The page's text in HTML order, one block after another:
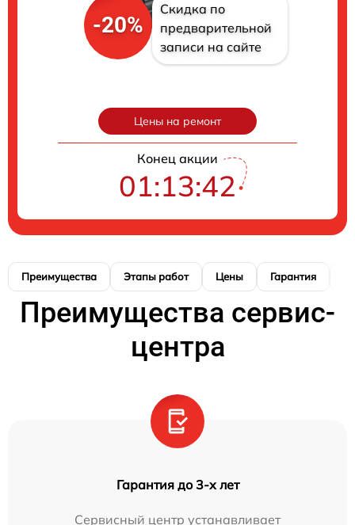
-20%
Скидка по
предварительной
записи на сайте
Цены на ремонт
Конец акции
01:13:40
Преимущества Этапы работ Цены Гарантия
Преимущества сервис-
центра
Гарантия до 3-х лет
Сервисный центр устанавливает